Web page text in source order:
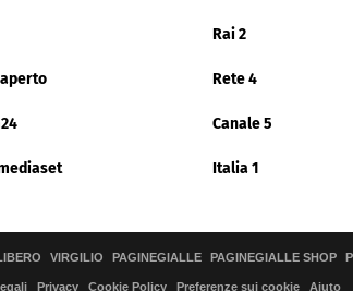
Rai 2
Rete 4
Canale 5
Italia 1
LIBERO VIRGILIO PAGINEGIALLE PAGINEGIALLE SHOP
Privacy Cookie Policy Preferenze sui cookie Aiuto